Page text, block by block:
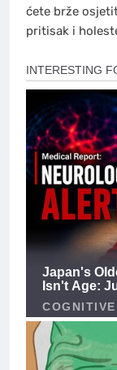
ćete brže
pritisak i